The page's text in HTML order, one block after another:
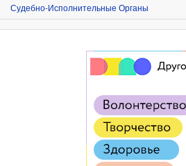
Судебно-Исполнительные Органы